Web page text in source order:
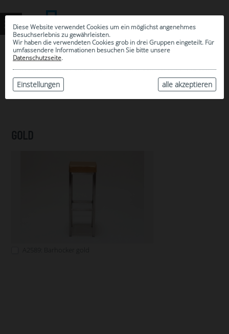
Diese Website verwendet Cookies um ein möglichst angenehmes
Besuchserlebnis zu gewährleisten.
Wir haben die verwendeten Cookies grob in drei Gruppen eingeteilt. Für
umfassendere Informationen besuchen Sie bitte unsere
Datenschutzseite.
alle akzeptieren
Einstellungen
ARCHIV
GOLD